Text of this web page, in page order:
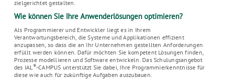
zielgerichtet gestalten.
Wie können Sie Ihre Anwenderlösungen optimieren?
Als Programmierer und Entwickler liegt es in Ihrem
Verantwortungsbereich, die Systeme und Applikationen effizient
anzupassen, so dass die an Ihr Unternehmen gestellten Anforderungen
erfüllt werden können. Dafür möchten Sie kompetent Lösungen finden,
Prozesse modellieren und Software entwickeln. Das Schulungsangebot
des IAL®-CAMPUS unterstützt Sie dabei, Ihre Programmierkenntnisse für
diese wie auch für zukünftige Aufgaben auszubauen.